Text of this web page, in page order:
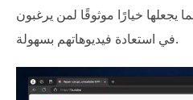
يجعلها خيارًا موثوقًا لمن يرغبون
في استعادة فيديوهاتهم بسهولة.